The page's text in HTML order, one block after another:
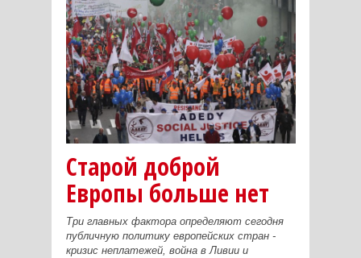
Старой доброй
Европы больше нет
Три главных фактора определяют сегодня
публичную политику европейских стран -
кризис неплатежей, война в Ливии и